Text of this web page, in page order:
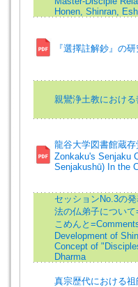
Honen, Shinran,
『選擇註解鈔』の
親鸞浄土教における
龍谷大学図書館蔵
Zonkaku's Senjaku
Senjakushū) In the
セッションNo.3の
法の仏弟子につい
こめんと
Development of
Concept of
Dharma
真宗歴代における